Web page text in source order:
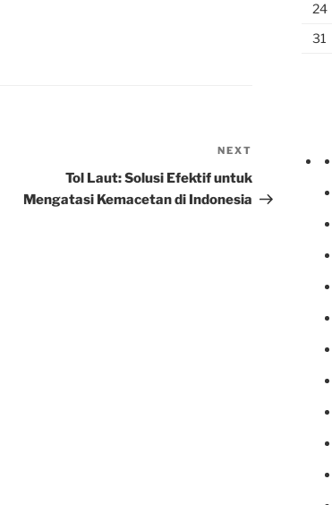
Post
NEXT
Tol Laut: Solusi Efektif untuk
Mengatasi Kemacetan di Indonesia
24
31